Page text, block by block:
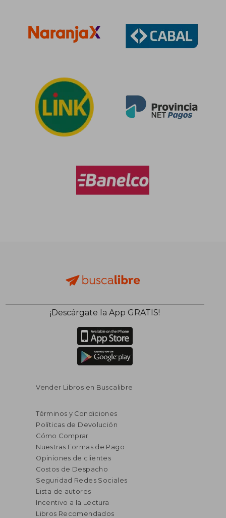
¡Descárgate la App GRATIS!
Vender Libros en Buscalibre
Términos y Condiciones
Políticas de Devolución
Cómo Comprar
Nuestras Formas de Pago
Opiniones de clientes
Costos de Despacho
Seguridad Redes Sociales
Lista de autores
Incentivo a la Lectura
Libros Recomendados